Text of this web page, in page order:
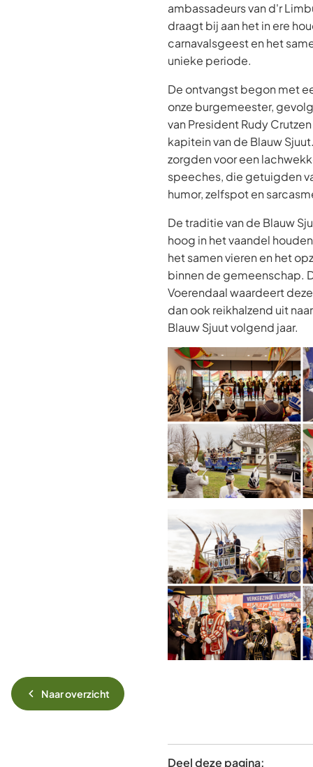
ambassadeurs van d'r
draagt bij aan het in ere
carnavalsgeest en het
unieke periode.
De ontvangst begon met
onze burgemeester,
van President Rudy
kapitein van de Blauw
zorgden voor een
speeches, die getuigden
humor, zelfspot en
De traditie van de Blauw
hoog in het vaandel
het samen vieren en het
binnen de gemeenschap.
Voerendaal waardeert
dan ook reikhalzend uit
Blauw Sjuut volgend jaar.
Naar overzicht
Deel deze pagina: